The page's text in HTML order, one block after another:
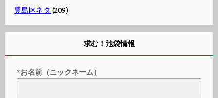
豊島区ネタ (209)
求む！池袋情報
*お名前（ニックネーム）